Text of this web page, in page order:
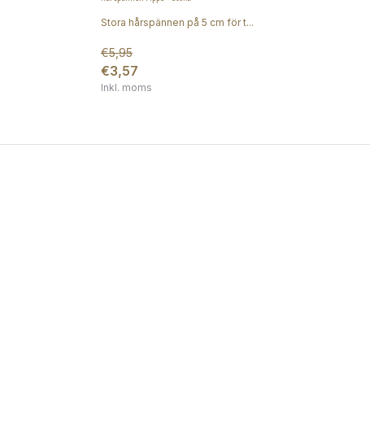
Stora hårspännen på 5 cm för t...
€5,95
€3,57
Inkl. moms